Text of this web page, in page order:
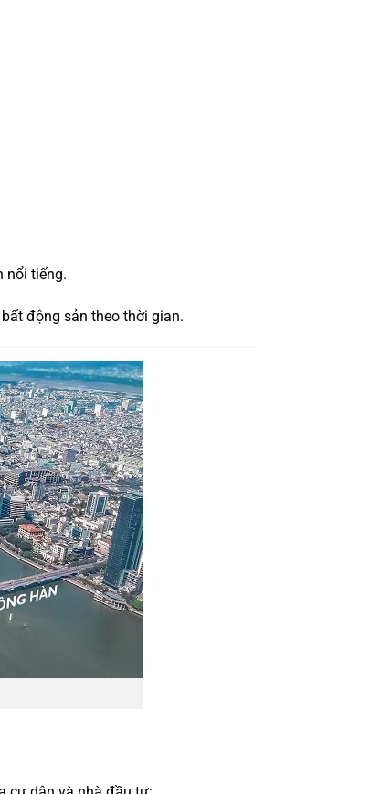
nổi tiếng.
động sản theo thời gian.